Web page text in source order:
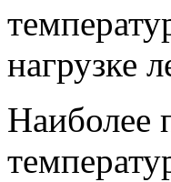
нагрузке
Наиболее